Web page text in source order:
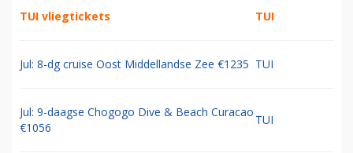
TUI vliegtickets TUI
Jul: 8-dg cruise Oost Middellandse Zee €1235 TUI
Jul: 9-daagse Chogogo Dive & Beach Curacao
€1056
TUI